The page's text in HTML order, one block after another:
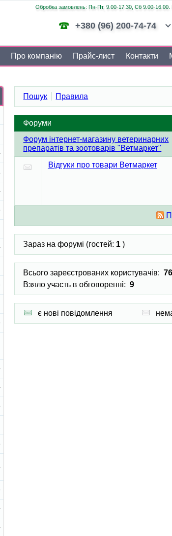
Обробка замовлень: Пн-Пт, 9.00-17.30, Сб 9.00-16.00.
+380 (96) 200-74-74
Про компанію Прайс-лист Контакти
Пошук Правила
Форуми
Форум інтернет-магазину ветеринарних
препаратів та зоотоварів "Ветмаркет"
Відгуки про товари Ветмаркет
Зараз на форумі (гостей: 1 )
Всього зареєстрованих користувачів:
Взяло участь в обговоренні:9
є нові повідомлення